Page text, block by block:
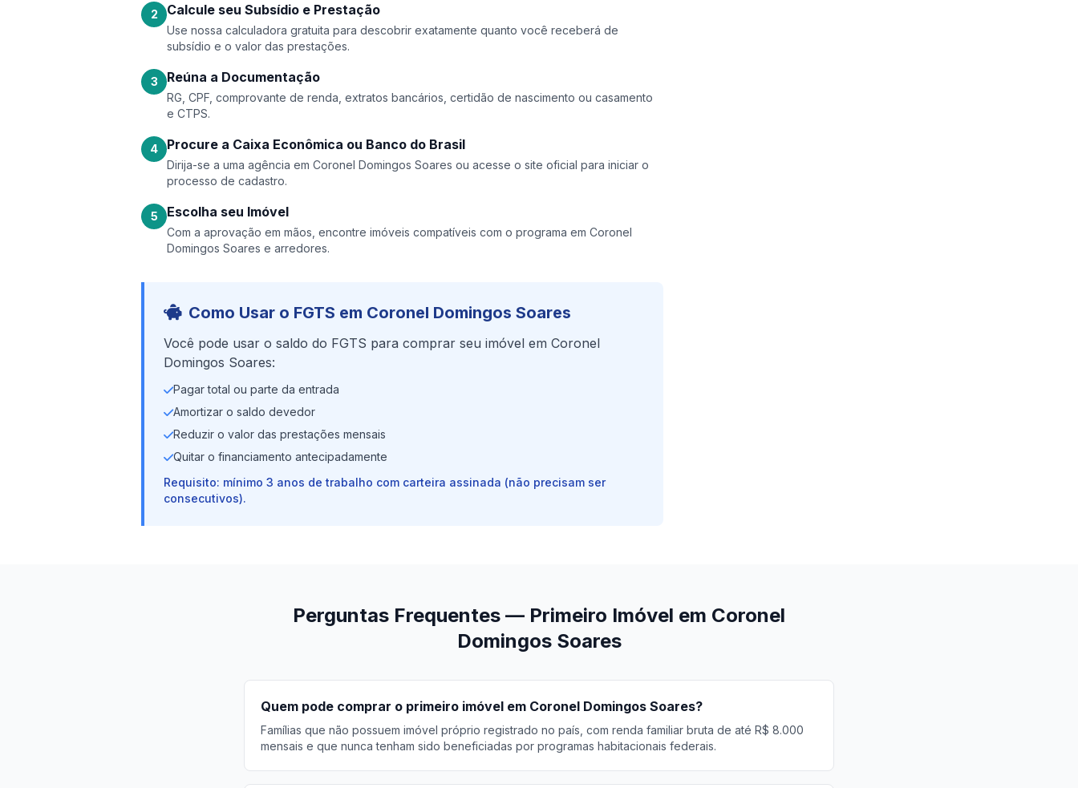
2 Calcule seu Subsídio e Prestação
Use nossa calculadora gratuita para descobrir exatamente quanto você receberá de
subsídio e o valor das prestações.
3 Reúna a Documentação
RG, CPF, comprovante de renda, extratos bancários, certidão de nascimento ou casamento
e CTPS.
4 Procure a Caixa Econômica ou Banco do Brasil
Dirija-se a uma agência em Coronel Domingos Soares ou acesse o site oficial para iniciar o
processo de cadastro.
5 Escolha seu Imóvel
Com a aprovação em mãos, encontre imóveis compatíveis com o programa em Coronel
Domingos Soares e arredores.
Como Usar o FGTS em Coronel Domingos Soares
Você pode usar o saldo do FGTS para comprar seu imóvel em Coronel
Domingos Soares:
Pagar total ou parte da entrada
Amortizar o saldo devedor
Reduzir o valor das prestações mensais
Quitar o financiamento antecipadamente
Requisito: mínimo 3 anos de trabalho com carteira assinada (não precisam ser
consecutivos).
Perguntas Frequentes — Primeiro Imóvel em Coronel
Domingos Soares
Quem pode comprar o primeiro imóvel em Coronel Domingos Soares?
Famílias que não possuem imóvel próprio registrado no país, com renda familiar bruta de até R$ 8.000
mensais e que nunca tenham sido beneficiadas por programas habitacionais federais.